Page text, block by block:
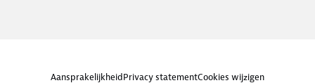
AansprakelijkheidPrivacy statementCookies wijzigen